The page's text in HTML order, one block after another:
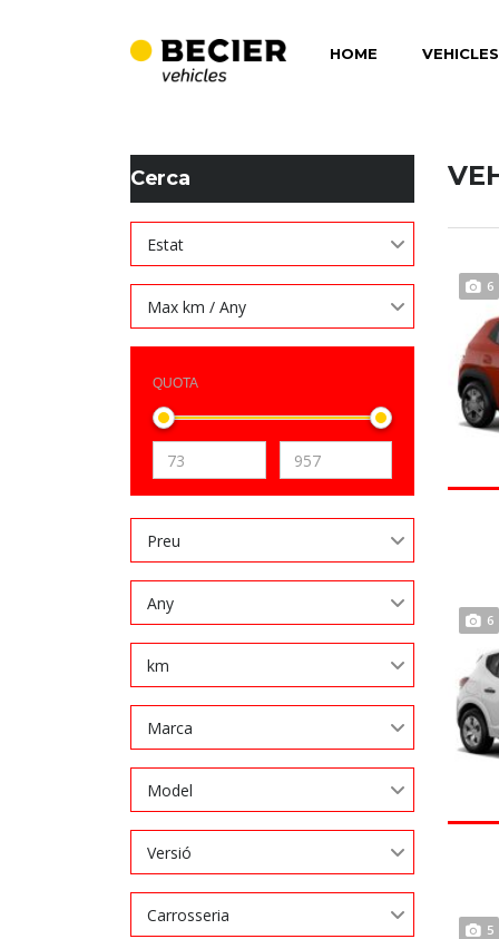
HOME
BECIER MOBILITAT
Cerca
Estat
Max km / Any
QUOTA
Preu
Any
km
Marca
Model
Versió
Carrosseria
6
6
5